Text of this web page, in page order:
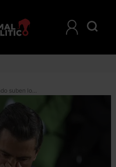
Peña Nieto critica que cuando suben los servicios es nota de todos los días, pero no cuando bajan